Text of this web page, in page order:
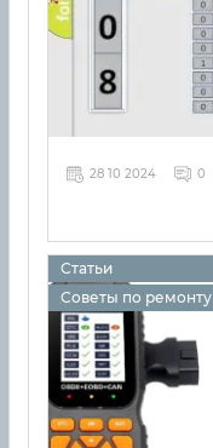
28 10 2024 0
Статьи
Советы по ремонту